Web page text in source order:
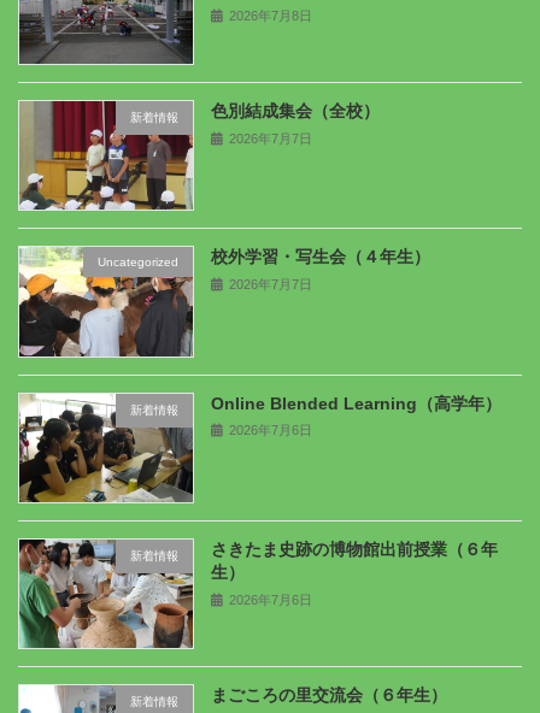
2026年7月8日
新着情報 色別結成集会（全校）
2026年7月7日
Uncategorized 校外学習・写生会（４年生）
2026年7月7日
新着情報 Online Blended Learning（高学年）
2026年7月6日
新着情報
さきたま史跡の博物館出前授業（６年
生）
2026年7月6日
新着情報 まごころの里交流会（６年生）